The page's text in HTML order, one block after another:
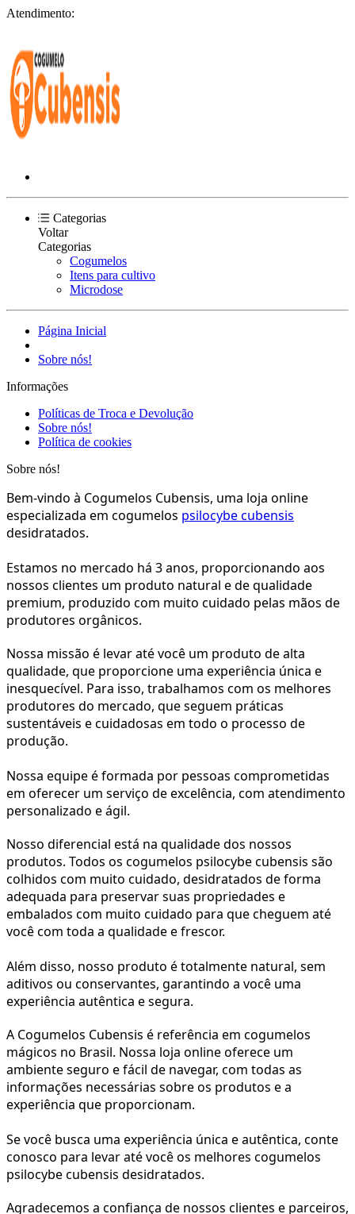
Atendimento:
Categorias
Voltar
Categorias
Cogumelos
Itens para cultivo
Microdose
Página Inicial
Sobre nós!
Informações
Políticas de Troca e Devolução
Sobre nós!
Política de cookies
Sobre nós!
Bem-vindo à Cogumelos Cubensis, uma loja online
especializada em cogumelos psilocybe cubensis
desidratados.
Estamos no mercado há 3 anos, proporcionando aos
nossos clientes um produto natural e de qualidade
premium, produzido com muito cuidado pelas mãos de
produtores orgânicos.
Nossa missão é levar até você um produto de alta
qualidade, que proporcione uma experiência única e
inesquecível. Para isso, trabalhamos com os melhores
produtores do mercado, que seguem práticas
sustentáveis e cuidadosas em todo o processo de
produção.
Nossa equipe é formada por pessoas comprometidas
em oferecer um serviço de excelência, com atendimento
personalizado e ágil.
Nosso diferencial está na qualidade dos nossos
produtos. Todos os cogumelos psilocybe cubensis são
colhidos com muito cuidado, desidratados de forma
adequada para preservar suas propriedades e
embalados com muito cuidado para que cheguem até
você com toda a qualidade e frescor.
Além disso, nosso produto é totalmente natural, sem
aditivos ou conservantes, garantindo a você uma
experiência autêntica e segura.
A Cogumelos Cubensis é referência em cogumelos
mágicos no Brasil. Nossa loja online oferece um
ambiente seguro e fácil de navegar, com todas as
informações necessárias sobre os produtos e a
experiência que proporcionam.
Se você busca uma experiência única e autêntica, conte
conosco para levar até você os melhores cogumelos
psilocybe cubensis desidratados.
Agradecemos a confiança de nossos clientes e parceiros,